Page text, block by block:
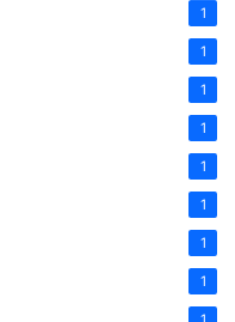
1
1
1
1
1
1
1
1